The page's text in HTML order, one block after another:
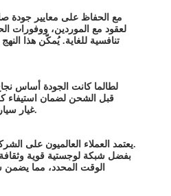
مع الحفاظ على معايير جودة
لعقود مع الموردين، ووفورات
تنافسية للغاية. يُمكّن هذا
لطالما كانت الجودة أساس
قبل الشحن لضمان استيفاء كل
غيار سيارات أو دراجات نارية، فإن منتجات الشركة مصممة لأداء عالٍ ومتينة.
يعتمد العملاء العالميون على الشركة ليس فقط للجودة والسعر، ولكن أيضًا للتسليم في الوقت المحدد.
بفضل شبكة لوجستية قوية
الوقت المحدد، مما يضمن